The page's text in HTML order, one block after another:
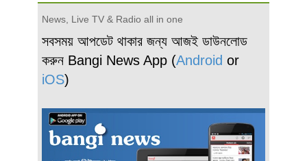
News, Live TV & Radio all in one
সবসময় আপডেট থাকার জন্য আজই ডাউনলোড
করুন Bangi News App (Android or
iOS)